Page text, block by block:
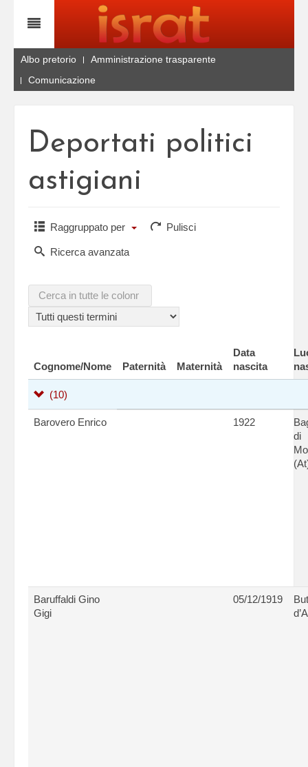
Albo pretorio
Amministrazione trasparente
Comunicazione
Deportati politici
astigiani
Raggruppato per Pulisci
Ricerca avanzata
Cognome/Nome Paternità Maternità
Data
nascita
(10)
Barovero Enrico 1922
di
Baruffaldi Gino
Gigi
05/12/1919